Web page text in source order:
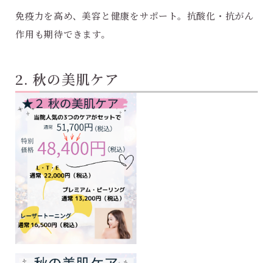
免疫力を高め、美容と健康をサポート。抗酸化・抗がん
作用も期待できます。
2. 秋の美肌ケア